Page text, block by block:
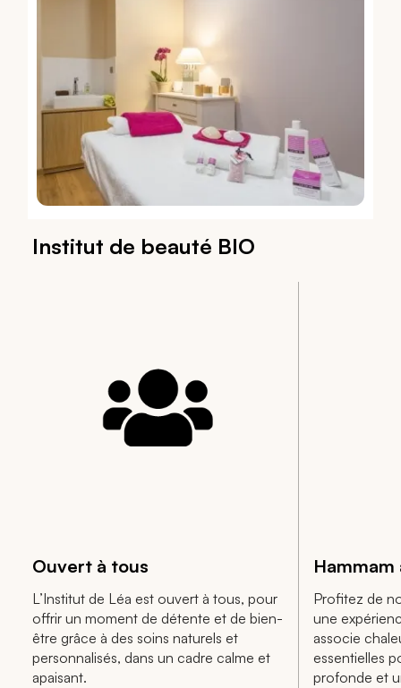
Institut de beauté BIO
Ouvert à tous
L’Institut de Léa est ouvert à tous, pour
offrir un moment de détente et de bien-
être grâce à des soins naturels et
personnalisés, dans un cadre calme et
apaisant.
Profitez de
une
associe
essentielles
profonde et